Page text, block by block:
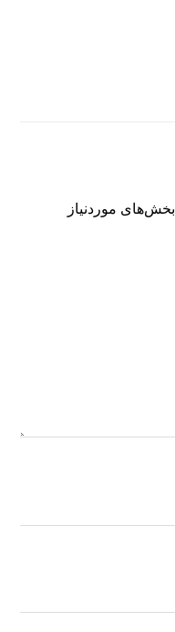
بخش‌های موردنیاز